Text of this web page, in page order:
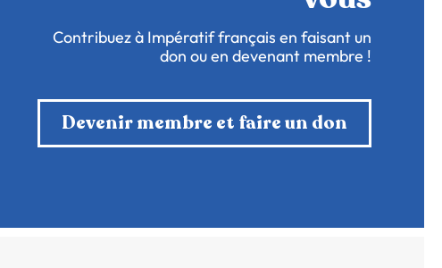
Contribuez à Impératif français en faisant un
don ou en devenant membre !
Devenir membre et faire un don